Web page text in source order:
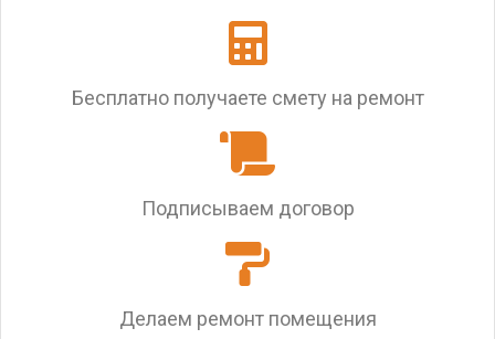
Бесплатно получаете смету на ремонт
Подписываем договор
Делаем ремонт помещения